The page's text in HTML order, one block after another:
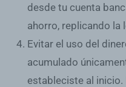
desde tu cuenta
ahorro, replicando la
Evitar el uso del
acumulado
estableciste al